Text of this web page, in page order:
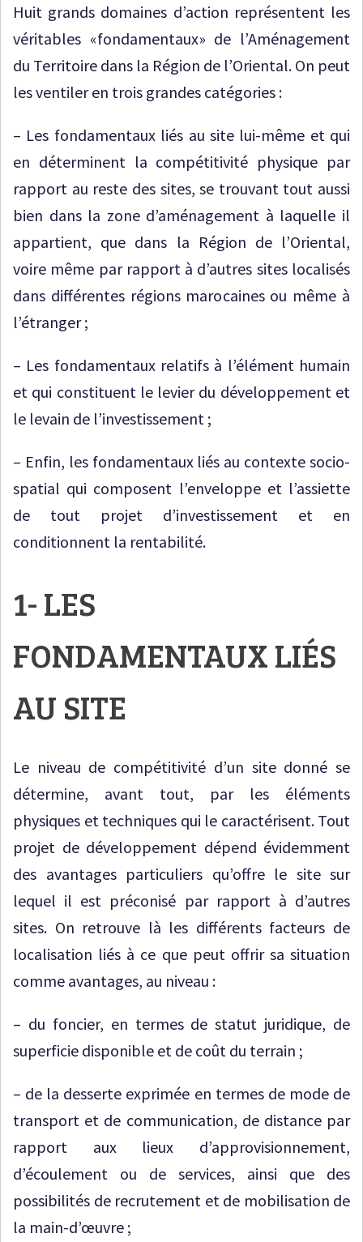
Huit grands domaines d’action représentent les
véritables «fondamentaux» de l’Aménagement
du Territoire dans la Région de l’Oriental. On peut
les ventiler en trois grandes catégories :
– Les fondamentaux liés au site lui-même et qui
en déterminent la compétitivité physique par
rapport au reste des sites, se trouvant tout aussi
bien dans la zone d’aménagement à laquelle il
appartient, que dans la Région de l’Oriental,
voire même par rapport à d’autres sites localisés
dans différentes régions marocaines ou même à
l’étranger ;
– Les fondamentaux relatifs à l’élément humain
et qui constituent le levier du développement et
le levain de l’investissement ;
– Enfin, les fondamentaux liés au contexte socio-
spatial qui composent l’enveloppe et l’assiette
de tout projet d’investissement et en
conditionnent la rentabilité.
1- LES
FONDAMENTAUX LIÉS
AU SITE
Le niveau de compétitivité d’un site donné se
détermine, avant tout, par les éléments
physiques et techniques qui le caractérisent. Tout
projet de développement dépend évidemment
des avantages particuliers qu’offre le site sur
lequel il est préconisé par rapport à d’autres
sites. On retrouve là les différents facteurs de
localisation liés à ce que peut offrir sa situation
comme avantages, au niveau :
– du foncier, en termes de statut juridique, de
superficie disponible et de coût du terrain ;
– de la desserte exprimée en termes de mode de
transport et de communication, de distance par
rapport aux lieux d’approvisionnement,
d’écoulement ou de services, ainsi que des
possibilités de recrutement et de mobilisation de
la main-d’œuvre ;